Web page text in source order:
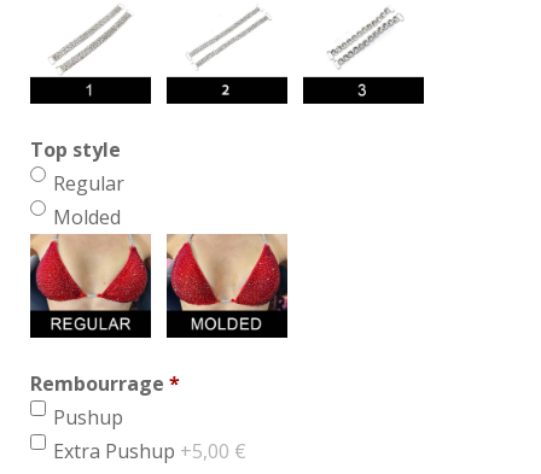
Top style
Regular
Molded
Rembourrage *
Pushup
Extra Pushup +5,00 €